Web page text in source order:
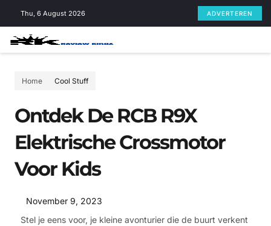
Thu, 6 August 2026 ADVERTEREN
Home Cool Stuff
Ontdek De RCB R9X
Elektrische Crossmotor
Voor Kids
November 9, 2023
Stel je eens voor, je kleine avonturier die de buurt verkent